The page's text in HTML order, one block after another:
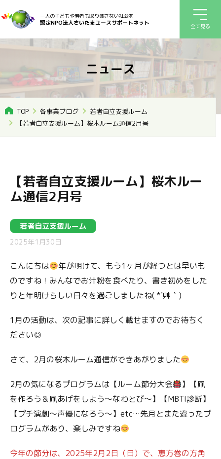
一人の子どもや若者も取り残さない社会を
認定NPO法人さいたまユースサポートネット 全て見る
ニュース
TOP 各事業ブログ
若者自立支援ルーム
【若者自立支援ルーム】桜木ルーム通信2月号
【若者自立支援ルーム】桜木ルー
ム通信2月号
若者自立支援ルーム
2025年1月30日
こんにちは
年が明けて、もう1ヶ月が経つとは早いも
のですね！みんなでお汁粉を食べたり、書き初めをした
りと年明けらしい日々を過ごしましたね( *´艸｀)
1月の活動は、次の記事に詳しく載せますのでお待ちく
ださい◎
さて、2月の桜木ルーム通信ができあがりました
2月の気になるプログラムは【ルーム節分大会
】【凧
を作ろう＆凧あげをしよう～なわとび～】【MBTI診断】
【プチ演劇～声優になろう～】etc…先月とまた違ったプ
ログラムがあり、楽しみですね
今年の節分は、2025年2月2日（日）で、恵方巻の方角